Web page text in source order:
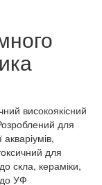
високоякісний
для
для
скла, кераміки,
УФ